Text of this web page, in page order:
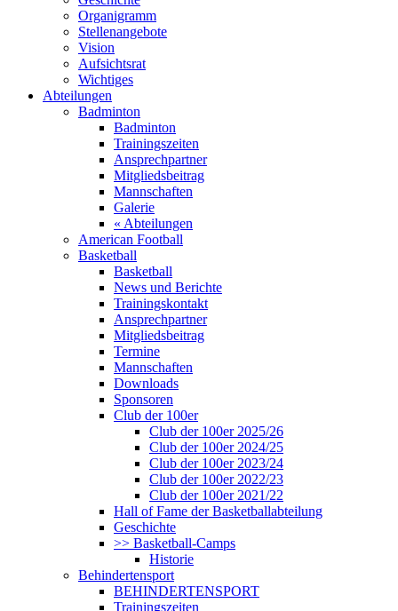
Organigramm
Stellenangebote
Vision
Aufsichtsrat
Wichtiges
Abteilungen
Badminton
Badminton
Trainingszeiten
Ansprechpartner
Mitgliedsbeitrag
Mannschaften
Galerie
« Abteilungen
American Football
Basketball
Basketball
News und Berichte
Trainingskontakt
Ansprechpartner
Mitgliedsbeitrag
Termine
Mannschaften
Downloads
Sponsoren
Club der 100er
Club der 100er 2025/26
Club der 100er 2024/25
Club der 100er 2023/24
Club der 100er 2022/23
Club der 100er 2021/22
Hall of Fame der Basketballabteilung
Geschichte
>> Basketball-Camps
Historie
Behindertensport
BEHINDERTENSPORT
Trainingszeiten